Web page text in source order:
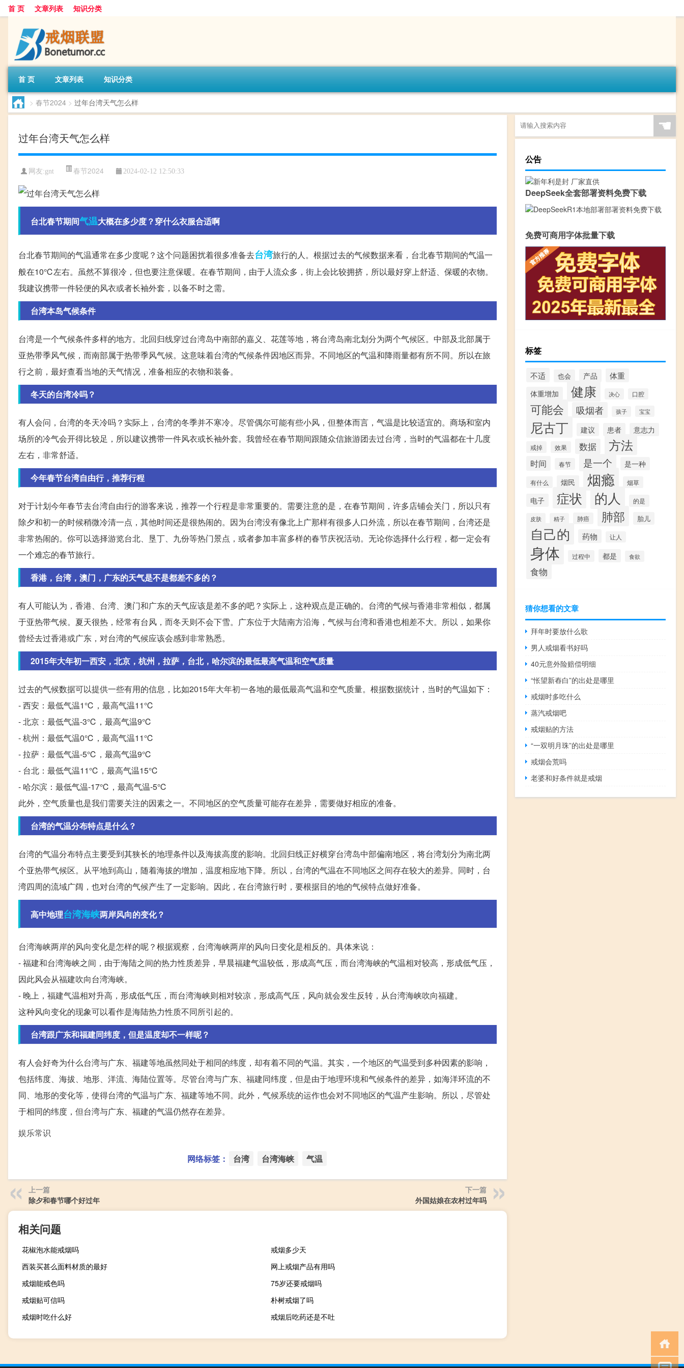
首 页 文章列表 知识分类
首 页 文章列表 知识分类
> 春节2024 > 过年台湾天气怎么样
过年台湾天气怎么样
网友:gnt 春节2024 2024-02-12 12:50:33
台北春节期间气温大概在多少度？穿什么衣服合适啊
台北春节期间的气温通常在多少度呢？这个问题困扰着很多准备去台湾旅行的人。根据过去的气候数据来看，台北春节期间的气温一
般在10℃左右。虽然不算很冷，但也要注意保暖。在春节期间，由于人流众多，街上会比较拥挤，所以最好穿上舒适、保暖的衣物。
我建议携带一件轻便的风衣或者长袖外套，以备不时之需。
台湾本岛气候条件
台湾是一个气候条件多样的地方。北回归线穿过台湾岛中南部的嘉义、花莲等地，将台湾岛南北划分为两个气候区。中部及北部属于
亚热带季风气候，而南部属于热带季风气候。这意味着台湾的气候条件因地区而异。不同地区的气温和降雨量都有所不同。所以在旅
行之前，最好查看当地的天气情况，准备相应的衣物和装备。
冬天的台湾冷吗？
有人会问，台湾的冬天冷吗？实际上，台湾的冬季并不寒冷。尽管偶尔可能有些小风，但整体而言，气温是比较适宜的。商场和室内
场所的冷气会开得比较足，所以建议携带一件风衣或长袖外套。我曾经在春节期间跟随众信旅游团去过台湾，当时的气温都在十几度
左右，非常舒适。
今年春节台湾自由行，推荐行程
对于计划今年春节去台湾自由行的游客来说，推荐一个行程是非常重要的。需要注意的是，在春节期间，许多店铺会关门，所以只有
除夕和初一的时候稍微冷清一点，其他时间还是很热闹的。因为台湾没有像北上广那样有很多人口外流，所以在春节期间，台湾还是
非常热闹的。你可以选择游览台北、垦丁、九份等热门景点，或者参加丰富多样的春节庆祝活动。无论你选择什么行程，都一定会有
一个难忘的春节旅行。
香港，台湾，澳门，广东的天气是不是都差不多的？
有人可能认为，香港、台湾、澳门和广东的天气应该是差不多的吧？实际上，这种观点是正确的。台湾的气候与香港非常相似，都属
于亚热带气候。夏天很热，经常有台风，而冬天则不会下雪。广东位于大陆南方沿海，气候与台湾和香港也相差不大。所以，如果你
曾经去过香港或广东，对台湾的气候应该会感到非常熟悉。
2015年大年初一西安，北京，杭州，拉萨，台北，哈尔滨的最低最高气温和空气质量
过去的气候数据可以提供一些有用的信息，比如2015年大年初一各地的最低最高气温和空气质量。根据数据统计，当时的气温如下：
- 西安：最低气温1℃，最高气温11℃
- 北京：最低气温-3℃，最高气温9℃
- 杭州：最低气温0℃，最高气温11℃
- 拉萨：最低气温-5℃，最高气温9℃
- 台北：最低气温11℃，最高气温15℃
- 哈尔滨：最低气温-17℃，最高气温-5℃
此外，空气质量也是我们需要关注的因素之一。不同地区的空气质量可能存在差异，需要做好相应的准备。
台湾的气温分布特点是什么？
台湾的气温分布特点主要受到其狭长的地理条件以及海拔高度的影响。北回归线正好横穿台湾岛中部偏南地区，将台湾划分为南北两
个亚热带气候区。从平地到高山，随着海拔的增加，温度相应地下降。所以，台湾的气温在不同地区之间存在较大的差异。同时，台
湾四周的流域广阔，也对台湾的气候产生了一定影响。因此，在台湾旅行时，要根据目的地的气候特点做好准备。
高中地理台湾海峡两岸风向的变化？
台湾海峡两岸的风向变化是怎样的呢？根据观察，台湾海峡两岸的风向日变化是相反的。具体来说：
- 福建和台湾海峡之间，由于海陆之间的热力性质差异，早晨福建气温较低，形成高气压，而台湾海峡的气温相对较高，形成低气压，
因此风会从福建吹向台湾海峡。
- 晚上，福建气温相对升高，形成低气压，而台湾海峡则相对较凉，形成高气压，风向就会发生反转，从台湾海峡吹向福建。
这种风向变化的现象可以看作是海陆热力性质不同所引起的。
台湾跟广东和福建同纬度，但是温度却不一样呢？
有人会好奇为什么台湾与广东、福建等地虽然同处于相同的纬度，却有着不同的气温。其实，一个地区的气温受到多种因素的影响，
包括纬度、海拔、地形、洋流、海陆位置等。尽管台湾与广东、福建同纬度，但是由于地理环境和气候条件的差异，如海洋环流的不
同、地形的变化等，使得台湾的气温与广东、福建等地不同。此外，气候系统的运作也会对不同地区的气温产生影响。所以，尽管处
于相同的纬度，但台湾与广东、福建的气温仍然存在差异。
娱乐常识
网络标签： 台湾 台湾海峡 气温
上一篇
除夕和春节哪个好过年
下一篇
外国姑娘在农村过年吗
相关问题
花椒泡水能戒烟吗
戒烟多少天
西装买甚么面料材质的最好
网上戒烟产品有用吗
戒烟能戒色吗
75岁还要戒烟吗
戒烟贴可信吗
朴树戒烟了吗
戒烟时吃什么好
戒烟后吃药还是不吐
☚
公告
DeepSeek全套部署资料免费下载
免费可商用字体批量下载
标签
不适 也会 产品 体重
体重增加 健康 决心 口腔
可能会 吸烟者 孩子 宝宝
尼古丁 建议 患者 意志力
戒掉 效果 数据 方法
时间 春节 是一个 是一种
有什么 烟民 烟瘾 烟草
电子 症状 的人 的是
皮肤 精子 肺癌 肺部 胎儿
自己的 药物 让人
身体 过程中 都是 食欲
食物
猜你想看的文章
拜年时要放什么歌
男人戒烟看书好吗
40元意外险赔偿明细
“怅望新舂白”的出处是哪里
戒烟时多吃什么
蒸汽戒烟吧
戒烟贴的方法
“一双明月珠”的出处是哪里
戒烟会荒吗
老婆和好条件就是戒烟